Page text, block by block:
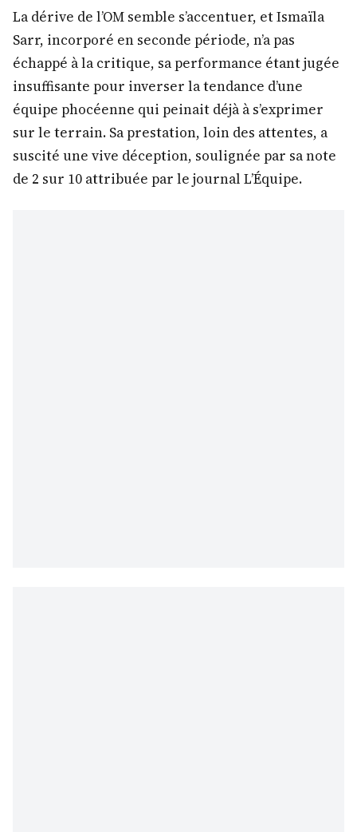
La dérive de l’OM semble s’accentuer, et Ismaïla
Sarr, incorporé en seconde période, n’a pas
échappé à la critique, sa performance étant jugée
insuffisante pour inverser la tendance d’une
équipe phocéenne qui peinait déjà à s’exprimer
sur le terrain. Sa prestation, loin des attentes, a
suscité une vive déception, soulignée par sa note
de 2 sur 10 attribuée par le journal L’Équipe.